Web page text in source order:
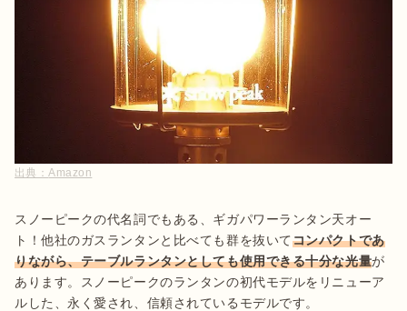
出典：Amazon
スノーピークの代名詞でもある、ギガパワーランタン天オー
ト！他社のガスランタンと比べても群を抜いてコンパクトであ
りながら、テーブルランタンとしても使用できる十分な光量が
あります。スノーピークのランタンの初代モデルをリニューア
ルした、永く愛され、信頼されているモデルです。